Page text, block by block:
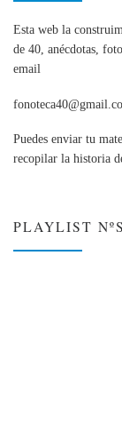
Esta web la
de 40, anécdotas,
email
Puedes enviar tu
recopilar la historia
PLAYLIST